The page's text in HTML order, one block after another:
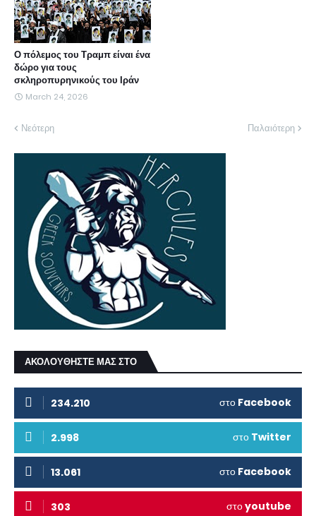
Ο πόλεμος του Τραμπ είναι ένα
δώρο για τους
σκληροπυρηνικούς του Ιράν
March 24, 2026
Νεότερη Παλαιότερη
ΑΚΟΛΟΥΘΗΣΤΕ ΜΑΣ ΣΤΟ
234.210 στο Facebook
2.998 στο Twitter
13.061 στο Facebook
303 στοyoutube